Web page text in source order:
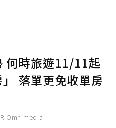
確認送出
何時旅遊11/11起
落單更免收單房
Omnimedia